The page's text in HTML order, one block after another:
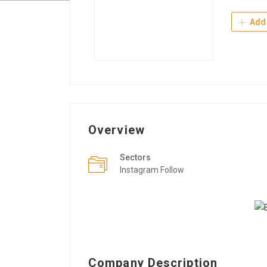
Add
Overview
Sectors
Instagram Follow
Company Description